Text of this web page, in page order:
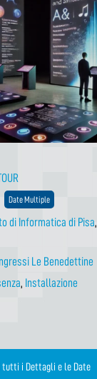
Date Multiple
di Informatica di Pisa,
Le Benedettine
, Installazione
Vedi tutti i Dettagli e le Date